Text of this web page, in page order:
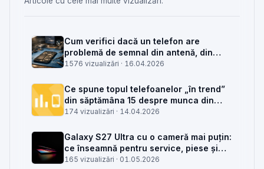
Cum verifici dacă un telefon are
problemă de semnal din antenă, din
placa de bază sau din rețea
1576 vizualizări · 16.04.2026
Ce spune topul telefoanelor „în trend”
din săptămâna 15 despre munca din
service GSM
174 vizualizări · 14.04.2026
Galaxy S27 Ultra cu o cameră mai puțin:
ce înseamnă pentru service, piese și
client
165 vizualizări · 01.05.2026